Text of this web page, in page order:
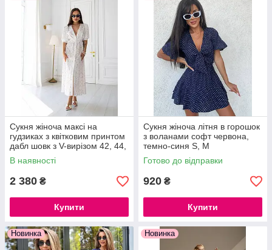
•Оформлення замовлення
Сукня жіноча максі на
гудзиках з квітковим принтом
дабл шовк з V-вирізом 42, 44,
46
В наявності
2 380 ₴
Купити
Сукня жіноча літня в горошок
з воланами софт червона,
темно-синя S, M
Готово до відправки
920 ₴
Купити
Новинка Новинка